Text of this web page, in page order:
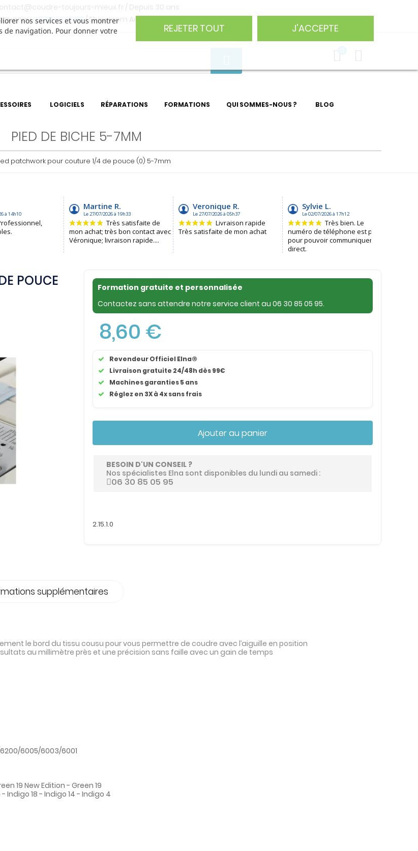
toujours-mieux.fr / Depuis 30 ans
06 30 85 05 95/ Showroom Angers
nos services et vous montrer
de navigation. Pour donner votre
REJETER TOUT J'ACCEPTE
LOGICIELS RÉPARATIONS FORMATIONS QUI SOMMES-NOUS ? BLOG
PIED DE BICHE 5-7MM
patchwork pour couture 1/4 de pouce (0) 5-7mm
POUCE
Formation gratuite et personnalisée
Contactez sans attendre notre service client au 06 30 85 05 95.
8,60 €
Revendeur Officiel Elna®
Livraison gratuite 24/48h dès 99€
Machines garanties 5 ans
Réglez en 3X à 4x sans frais
Ajouter au panier
BESOIN D'UN CONSEIL ?
Nos spécialistes Elna sont disponibles du lundi au samedi :
06 30 85 05 95
2.15.1.0
supplémentaires
le bord du tissu cousu pour vous permettre de coudre avec l’aiguille en position
au millimètre près et une précision sans faille avec un gain de temps
6005/6003/6001
19 New Edition - Green 19
- Indigo 18 - Indigo 14 - Indigo 4